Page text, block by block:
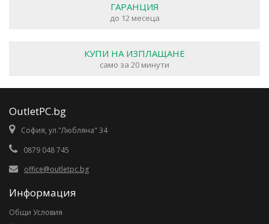
ГАРАНЦИЯ
до 12 месеца
КУПИ НА ИЗПЛАЩАНЕ
само за 20 минути
OutletPC.bg
София, ул."Любляна" 34
0879 048 745
office@outletpc.bg
Информация
Общи Условия